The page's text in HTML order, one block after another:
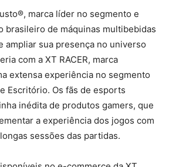
marca líder no segmento e
brasileiro de máquinas multibebidas
ampliar sua presença no universo
com a XT RACER, marca
extensa experiência no segmento
Escritório. Os fãs de esports
inédita de produtos gamers, que
a experiência dos jogos com
sessões das partidas.